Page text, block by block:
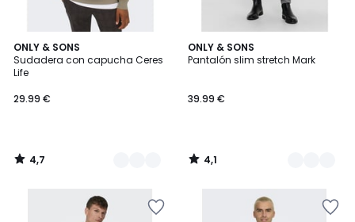
ONLY & SONS
Sudadera con capucha Ceres
Life
29.99 €
4,7
/ 5
6
Colores
4,7
/
ONLY & SONS
Pantalón slim stretch Mark
39.99 €
4,1
/ 5
2
Colores
4,1
/